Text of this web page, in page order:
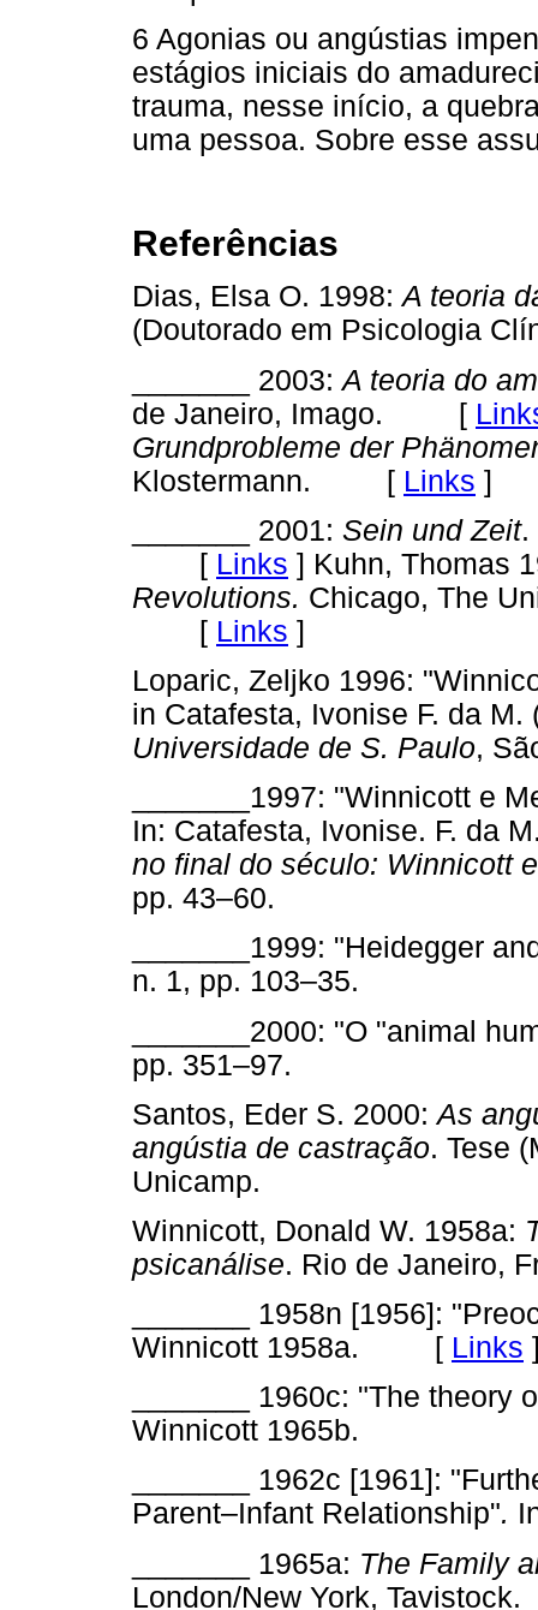
6 Agonias ou angústias
estágios iniciais do
trauma, nesse início, a
uma pessoa. Sobre esse
Referências
Dias, Elsa O. 1998:A teoria
(Doutorado em Psicologia
_______ 2003:A teoria do
de Janeiro, Imago. [
Grundprobleme der
Klostermann. [ Links ]
_______ 2001: Sein und Zeit.
[ Links ] Kuhn, Thomas
Revolutions. Chicago, The
[ Links ]
Loparic, Zeljko 1996:
in Catafesta, Ivonise F. da
Universidade de S. Paulo,
_______1997: "Winnicott e
In: Catafesta, Ivonise. F. da
no final do século: Winnicott e
pp. 43–60.
_______1999: "Heidegger
n. 1, pp. 103–35.
_______2000: "O "animal
pp. 351–97.
Santos, Eder S. 2000:As
angústia de castração. Tese
Unicamp.
Winnicott, Donald W. 1958a:
psicanálise. Rio de
_______ 1958n [1956]:
Winnicott 1958a. [ Links
_______ 1960c: "The theory
Winnicott 1965b.
_______ 1962c [1961]:
Parent–Infant Relationship".
_______ 1965a: The Family
London/New York,